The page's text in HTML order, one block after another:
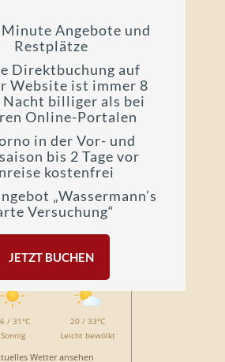
Angebote und
Restplätze
Direktbuchung auf
Website ist immer 8
Nacht billiger als bei
Online-Portalen
in der Vor- und
bis 2 Tage vor
kostenfrei
„Wassermann’s
Versuchung“
JETZT BUCHEN
Barrierefreiheit
Seebruck
07.08.2026
/ 31°C
Sonnig
20 / 33°C
Leicht bewölkt
Wetter ansehen